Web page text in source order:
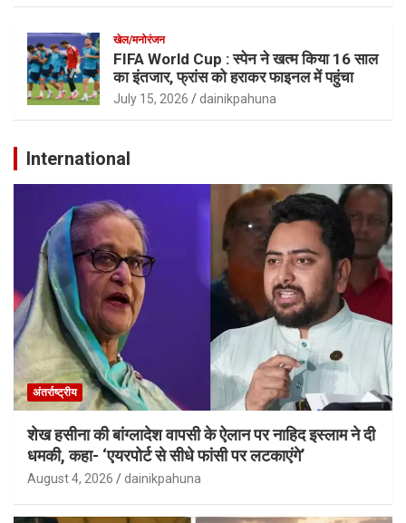
खेल/मनोरंजन
FIFA World Cup : स्पेन ने खत्म किया 16 साल
का इंतजार, फ्रांस को हराकर फाइनल में पहुंचा
July 15, 2026 dainikpahuna
International
अंतर्राष्ट्रीय
शेख हसीना की बांग्लादेश वापसी के ऐलान पर नाहिद इस्लाम ने दी
धमकी, कहा- ‘एयरपोर्ट से सीधे फांसी पर लटकाएंगे’
August 4, 2026 dainikpahuna